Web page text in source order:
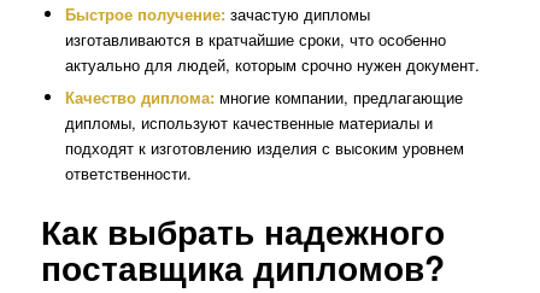
Быстрое получение:зачастую дипломы
изготавливаются в кратчайшие сроки, что особенно
актуально для людей, которым срочно нужен документ.
Качество диплома:многие компании, предлагающие
дипломы, используют качественные материалы и
подходят к изготовлению изделия с высоким уровнем
ответственности.
Как выбрать надежного
поставщика дипломов?